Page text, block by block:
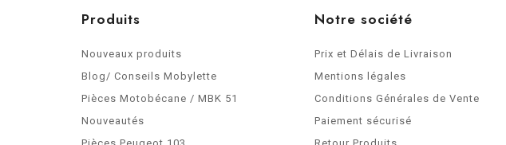
Produits
Nouveaux produits
Blog/ Conseils Mobylette
Pièces Motobécane / MBK 51
Nouveautés
Notre société
Prix et Délais de Livraison
Mentions légales
Conditions Générales de Vente
Paiement sécurisé